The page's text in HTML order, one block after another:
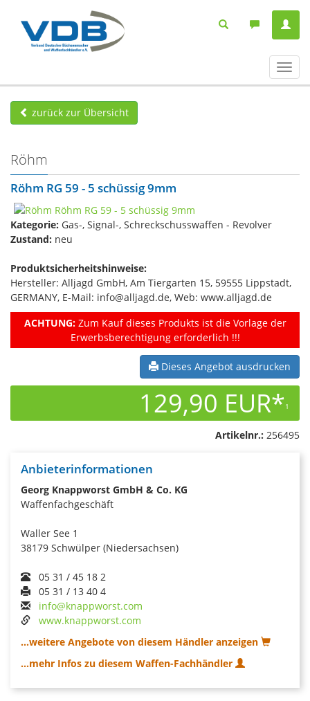
ein-/
zurück zur Übersicht
Röhm
Röhm RG 59 - 5 schüssig 9mm
Kategorie: Gas-, Signal-, Schreckschusswaffen - Revolver
Zustand: neu
Produktsicherheitshinweise:
Hersteller: Alljagd GmbH, Am Tiergarten 15, 59555 Lippstadt,
GERMANY, E-Mail: info@alljagd.de, Web: www.alljagd.de
ACHTUNG:Zum Kauf dieses Produkts ist die Vorlage der
Erwerbsberechtigung erforderlich !!!
Dieses Angebot ausdrucken
129,90 EUR*1
Artikelnr.: 256495
Anbieterinformationen
Georg Knappworst GmbH & Co. KG
Waffenfachgeschäft
Waller See 1
38179 Schwülper (Niedersachsen)
05 31 / 45 18 2
05 31 / 13 40 4
info@knappworst.com
www.knappworst.com
...weitere Angebote von diesem Händler anzeigen
...mehr Infos zu diesem Waffen-Fachhändler